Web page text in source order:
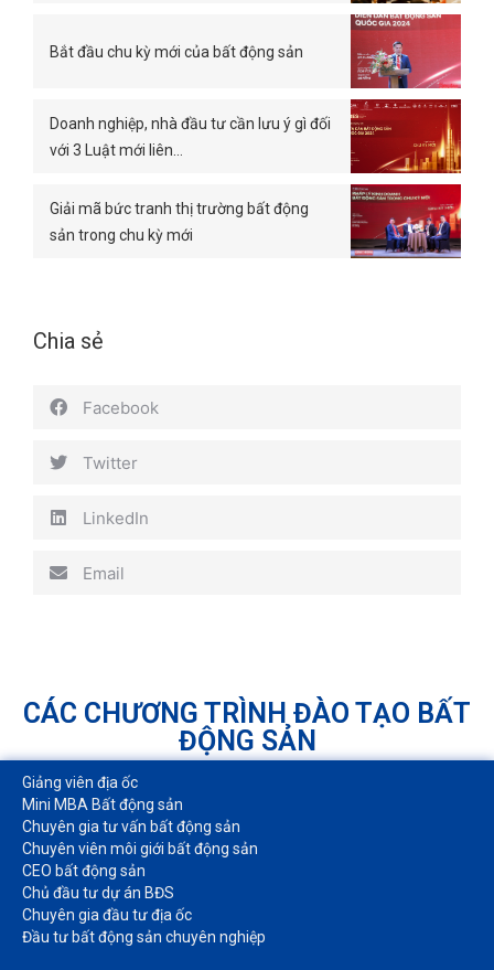
Bắt đầu chu kỳ mới của bất động sản
Doanh nghiệp, nhà đầu tư cần lưu ý gì đối
với 3 Luật mới liên…
Giải mã bức tranh thị trường bất động
sản trong chu kỳ mới
Chia sẻ
Facebook
Twitter
LinkedIn
Email
CÁC CHƯƠNG TRÌNH ĐÀO TẠO BẤT
ĐỘNG SẢN
Giảng viên địa ốc
Mini MBA Bất động sản
Chuyên gia tư vấn bất động sản
Chuyên viên môi giới bất động sản​
CEO bất động sản
Chủ đầu tư dự án BĐS
Chuyên gia đầu tư địa ốc​
Đầu tư bất động sản chuyên nghiệp